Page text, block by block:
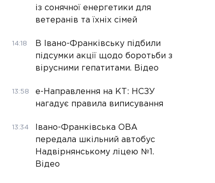
із сонячної енергетики для
ветеранів та їхніх сімей
14:18
В Івано-Франківську підбили
підсумки акції щодо боротьби з
вірусними гепатитами. Відео
13:58
е-Направлення на КТ: НСЗУ
нагадує правила виписування
13:34
Івано-Франківська ОВА
передала шкільний автобус
Надвірнянському ліцею №1.
Відео